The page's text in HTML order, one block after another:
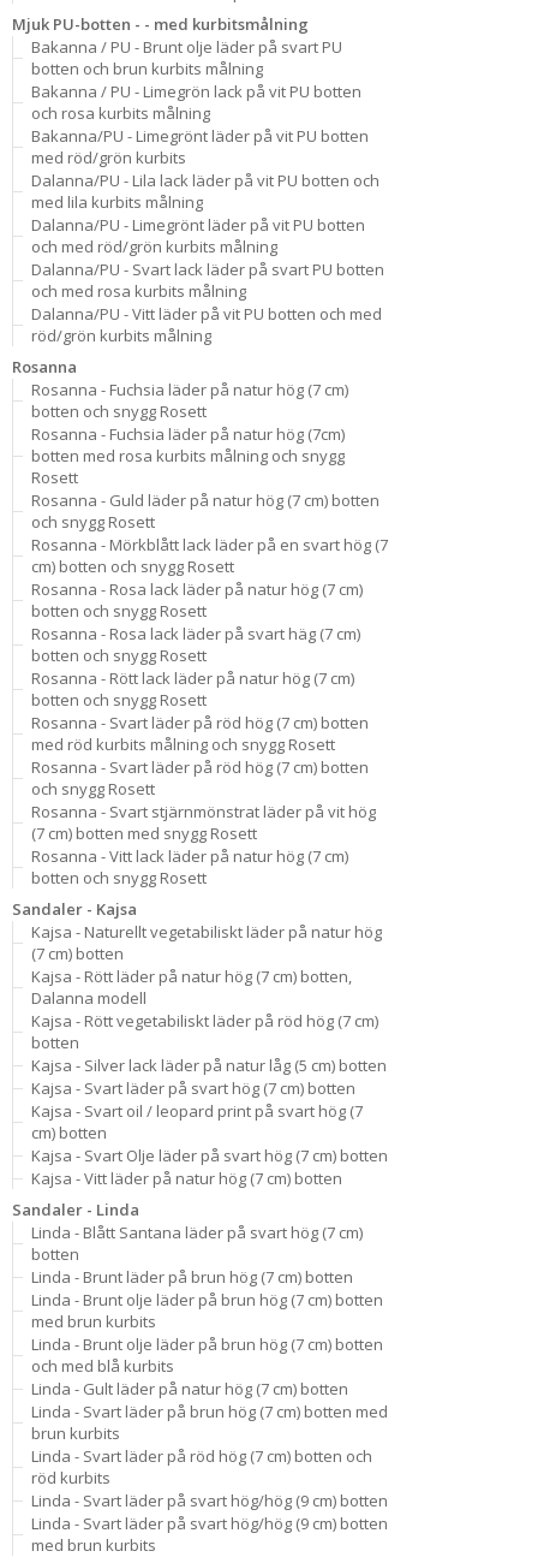
Mjuk PU-botten - - med kurbitsmålning
Bakanna / PU - Brunt olje läder på svart PU
botten och brun kurbits målning
Bakanna / PU - Limegrön lack på vit PU botten
och rosa kurbits målning
Bakanna/PU - Limegrönt läder på vit PU botten
med röd/grön kurbits
Dalanna/PU - Lila lack läder på vit PU botten och
med lila kurbits målning
Dalanna/PU - Limegrönt läder på vit PU botten
och med röd/grön kurbits målning
Dalanna/PU - Svart lack läder på svart PU botten
och med rosa kurbits målning
Dalanna/PU - Vitt läder på vit PU botten och med
röd/grön kurbits målning
Rosanna
Rosanna - Fuchsia läder på natur hög (7 cm)
botten och snygg Rosett
Rosanna - Fuchsia läder på natur hög (7cm)
botten med rosa kurbits målning och snygg
Rosett
Rosanna - Guld läder på natur hög (7 cm) botten
och snygg Rosett
Rosanna - Mörkblått lack läder på en svart hög (7
cm) botten och snygg Rosett
Rosanna - Rosa lack läder på natur hög (7 cm)
botten och snygg Rosett
Rosanna - Rosa lack läder på svart häg (7 cm)
botten och snygg Rosett
Rosanna - Rött lack läder på natur hög (7 cm)
botten och snygg Rosett
Rosanna - Svart läder på röd hög (7 cm) botten
med röd kurbits målning och snygg Rosett
Rosanna - Svart läder på röd hög (7 cm) botten
och snygg Rosett
Rosanna - Svart stjärnmönstrat läder på vit hög
(7 cm) botten med snygg Rosett
Rosanna - Vitt lack läder på natur hög (7 cm)
botten och snygg Rosett
Sandaler - Kajsa
Kajsa - Naturellt vegetabiliskt läder på natur hög
(7 cm) botten
Kajsa - Rött läder på natur hög (7 cm) botten,
Dalanna modell
Kajsa - Rött vegetabiliskt läder på röd hög (7 cm)
botten
Kajsa - Silver lack läder på natur låg (5 cm) botten
Kajsa - Svart läder på svart hög (7 cm) botten
Kajsa - Svart oil / leopard print på svart hög (7
cm) botten
Kajsa - Svart Olje läder på svart hög (7 cm) botten
Kajsa - Vitt läder på natur hög (7 cm) botten
Sandaler - Linda
Linda - Blått Santana läder på svart hög (7 cm)
botten
Linda - Brunt läder på brun hög (7 cm) botten
Linda - Brunt olje läder på brun hög (7 cm) botten
med brun kurbits
Linda - Brunt olje läder på brun hög (7 cm) botten
och med blå kurbits
Linda - Gult läder på natur hög (7 cm) botten
Linda - Svart läder på brun hög (7 cm) botten med
brun kurbits
Linda - Svart läder på röd hög (7 cm) botten och
röd kurbits
Linda - Svart läder på svart hög/hög (9 cm) botten
Linda - Svart läder på svart hög/hög (9 cm) botten
med brun kurbits